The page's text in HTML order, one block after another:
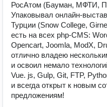
РосАтом (Бауман, МФТИ,
Упаковывал онлайн-
Турции (Snow College,
есть на всех php-CMS:
Opencart, Joomla, ModX,
отлично владею
и освоил немало
Vue. js, Gulp, Git, FTP,
и всегда открыт к новым
предложениям!